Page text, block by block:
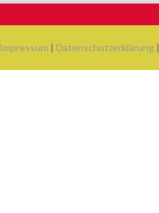
Impressum | Datenschutzerklärung